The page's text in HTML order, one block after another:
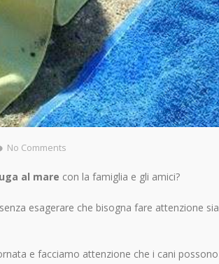
No Comments
al mare con la famiglia e gli amici?
esagerare che bisogna fare attenzione sia
e facciamo attenzione che i cani possono